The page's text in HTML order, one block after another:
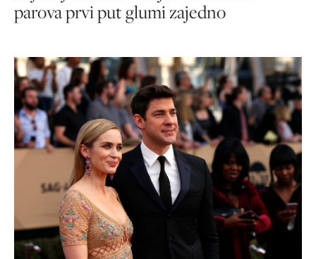
parova prvi put glumi zajedno